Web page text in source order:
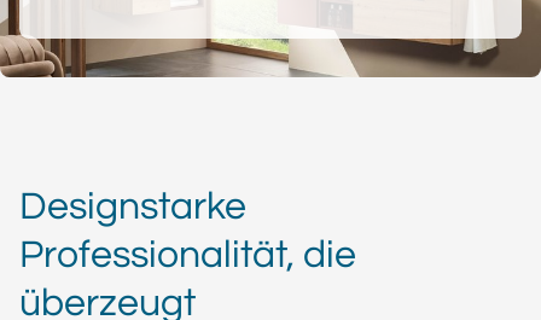
Designstarke
Professionalität, die
überzeugt